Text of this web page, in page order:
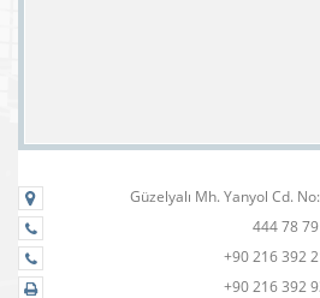
Güzelyalı Mh. Yanyol Cd.
444 78 79
+90 216 392
+90 216 392